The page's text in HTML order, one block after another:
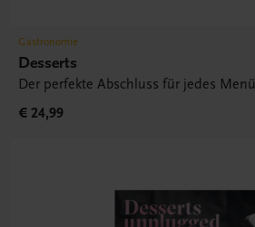
Gastronomie
Desserts
Der perfekte Abschluss für jedes Menü
€ 24,99